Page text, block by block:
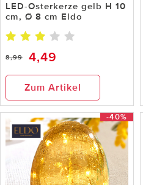
LED-Osterkerze gelb H 10
cm, Ø 8 cm Eldo
8,99 4,49
Zum Artikel
-40%